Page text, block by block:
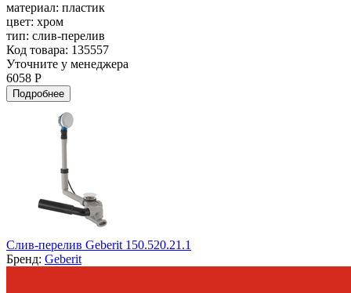
материал: пластик
цвет: хром
тип: слив-перелив
Код товара: 135557
Уточните у менеджера
6058 Р
Подробнее
Слив-перелив Geberit 150.520.21.1
Бренд: Geberit